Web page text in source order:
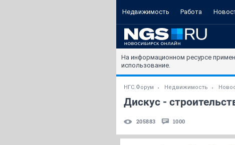
Недвижимость Работа
На информационном ресурсе
использование.
НГС.Форум Недвижимость
Дискус -
205883 1000